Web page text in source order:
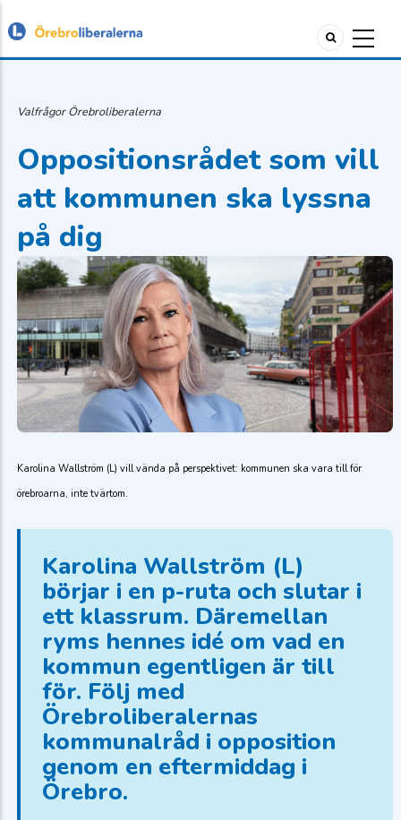
Valfrågor Örebroliberalerna
Oppositionsrådet som vill
att kommunen ska lyssna
på dig
Karolina Wallström (L) vill vända på perspektivet: kommunen ska vara till för
örebroarna, inte tvärtom.
Karolina Wallström (L)
börjar i en p-ruta och slutar i
ett klassrum. Däremellan
ryms hennes idé om vad en
kommun egentligen är till
för. Följ med
Örebroliberalernas
kommunalråd i opposition
genom en eftermiddag i
Örebro.